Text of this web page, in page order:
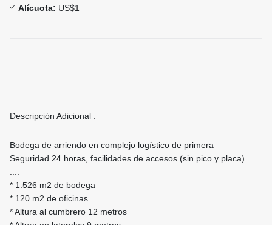
Alícuota: US$1
Descripción Adicional :
Bodega de arriendo en complejo logístico de primera
Seguridad 24 horas, facilidades de accesos (sin pico y placa)
* 1.526 m2 de bodega
* 120 m2 de oficinas
* Altura al cumbrero 12 metros